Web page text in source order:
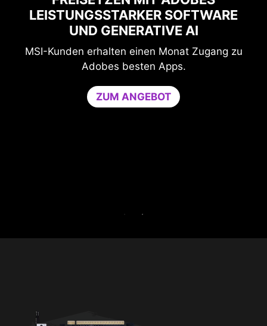
MAXIMALE GAMING-PERFORMANCE
MIT NORTON GAME OPTIMIZER
Schutz und Leistung für ungestörtes Spielen.
Der Game Optimizer reserviert die benötigte
CPU-Leistung, indem nicht wesentliche
Anwendungen auf einen einzigen CPU-Kern
beschränkt werden. Erhöht die Performance und